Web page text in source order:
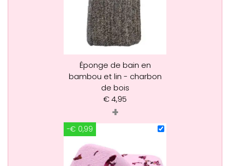
Éponge de bain en
bambou et lin - charbon
de bois
€4,95
+
-€ 0,99